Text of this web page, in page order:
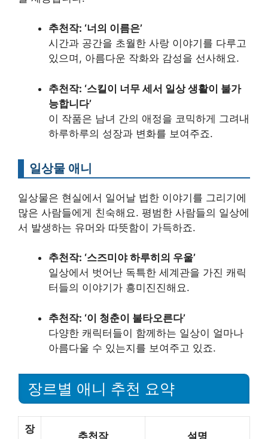
추천작: ‘너의 이름은’
시간과 공간을 초월한 사랑 이야기를 다루고
있으며, 아름다운 작화와 감성을 선사해요.
추천작: ‘스킬이 너무 세서 일상 생활이 불가
능합니다’
이 작품은 남녀 간의 애정을 코믹하게 그려내
하루하루의 성장과 변화를 보여주죠.
일상물 애니
일상물은 현실에서 일어날 법한 이야기를 그리기에
많은 사람들에게 친숙해요. 평범한 사람들의 일상에
서 발생하는 유머와 따뜻함이 가득하죠.
추천작: ‘스즈미야 하루히의 우울’
일상에서 벗어난 독특한 세계관을 가진 캐릭
터들의 이야기가 흥미진진해요.
추천작: ‘이 청춘이 불타오른다’
다양한 캐릭터들이 함께하는 일상이 얼마나
아름다울 수 있는지를 보여주고 있죠.
장르별 애니 추천 요약
장
추천작 설명